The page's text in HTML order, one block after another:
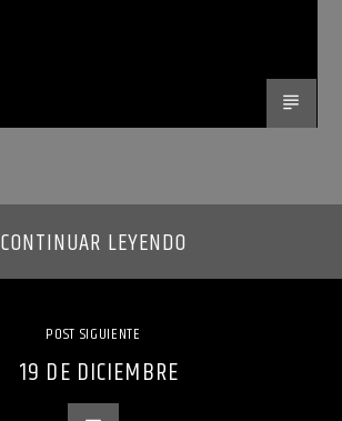
CONTINUAR LEYENDO
POST SIGUIENTE
19 DE DICIEMBRE